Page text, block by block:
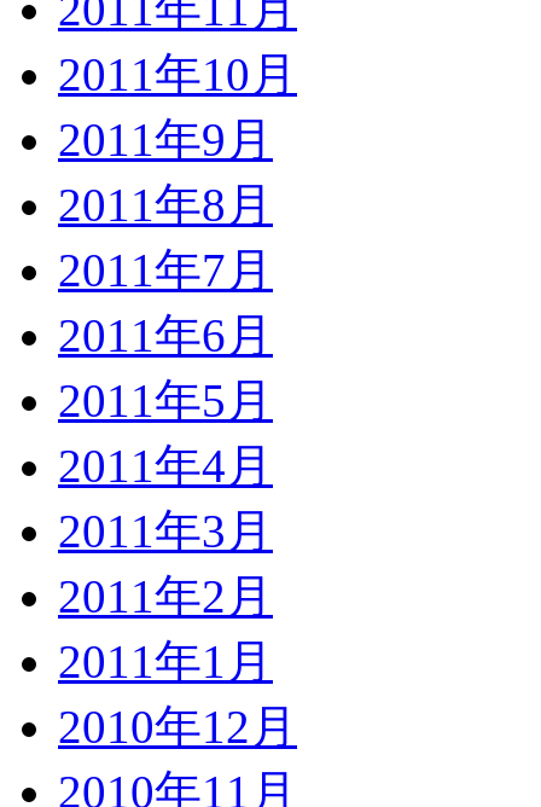
2011年10月
2011年9月
2011年8月
2011年7月
2011年6月
2011年5月
2011年4月
2011年3月
2011年2月
2011年1月
2010年12月
2010年11月